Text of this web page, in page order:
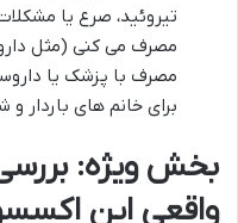
تیروئید، صرع یا
مصرف می کنی (مثل
مصرف با پزشک یا
برای خانم های باردار
بخش ویژه:
واقعی این